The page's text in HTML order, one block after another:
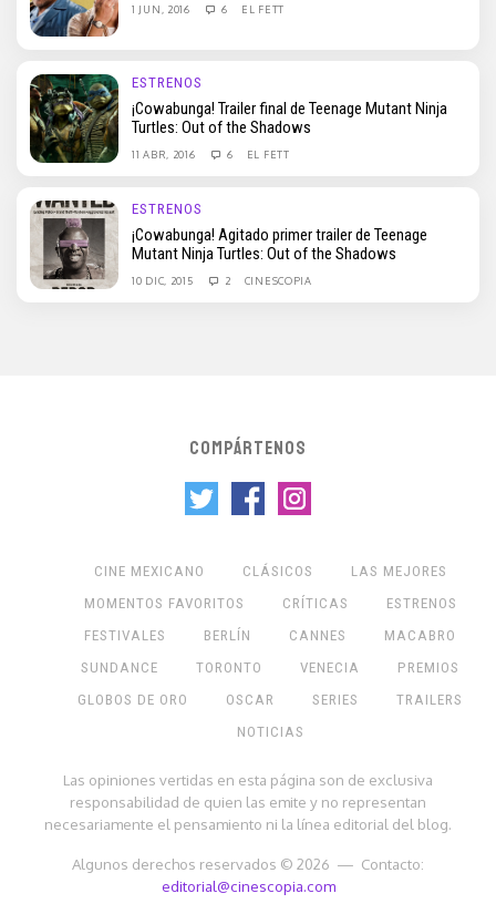
1 JUN, 2016 6 EL FETT
ESTRENOS
¡Cowabunga! Trailer final de Teenage Mutant Ninja
Turtles: Out of the Shadows
11 ABR, 2016 6 EL FETT
ESTRENOS
¡Cowabunga! Agitado primer trailer de Teenage
Mutant Ninja Turtles: Out of the Shadows
10 DIC, 2015 2 CINESCOPIA
COMPÁRTENOS
CINE MEXICANO CLÁSICOS
LAS MEJORES
MOMENTOS FAVORITOS
CRÍTICAS
ESTRENOS
FESTIVALES
BERLÍN CANNES
MACABRO
SUNDANCE
TORONTO VENECIA
PREMIOS
GLOBOS DE ORO
OSCAR SERIES
TRAILERS
NOTICIAS
Las opiniones vertidas en esta página son de exclusiva
responsabilidad de quien las emite y no representan
necesariamente el pensamiento ni la línea editorial del blog.
Algunos derechos reservados © 2026 — Contacto:
editorial@cinescopia.com